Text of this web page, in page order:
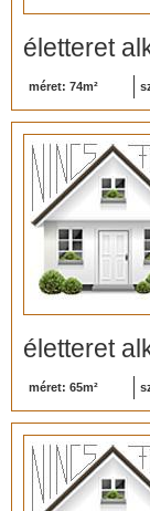
életteret
méret: 74m²
életteret
méret: 65m²